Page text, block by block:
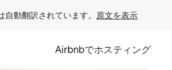
自動翻訳されています。 原文を表示
Airbnbでホスティング